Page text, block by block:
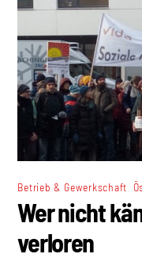
Betrieb & Gewerkschaft
Wer nicht
verloren